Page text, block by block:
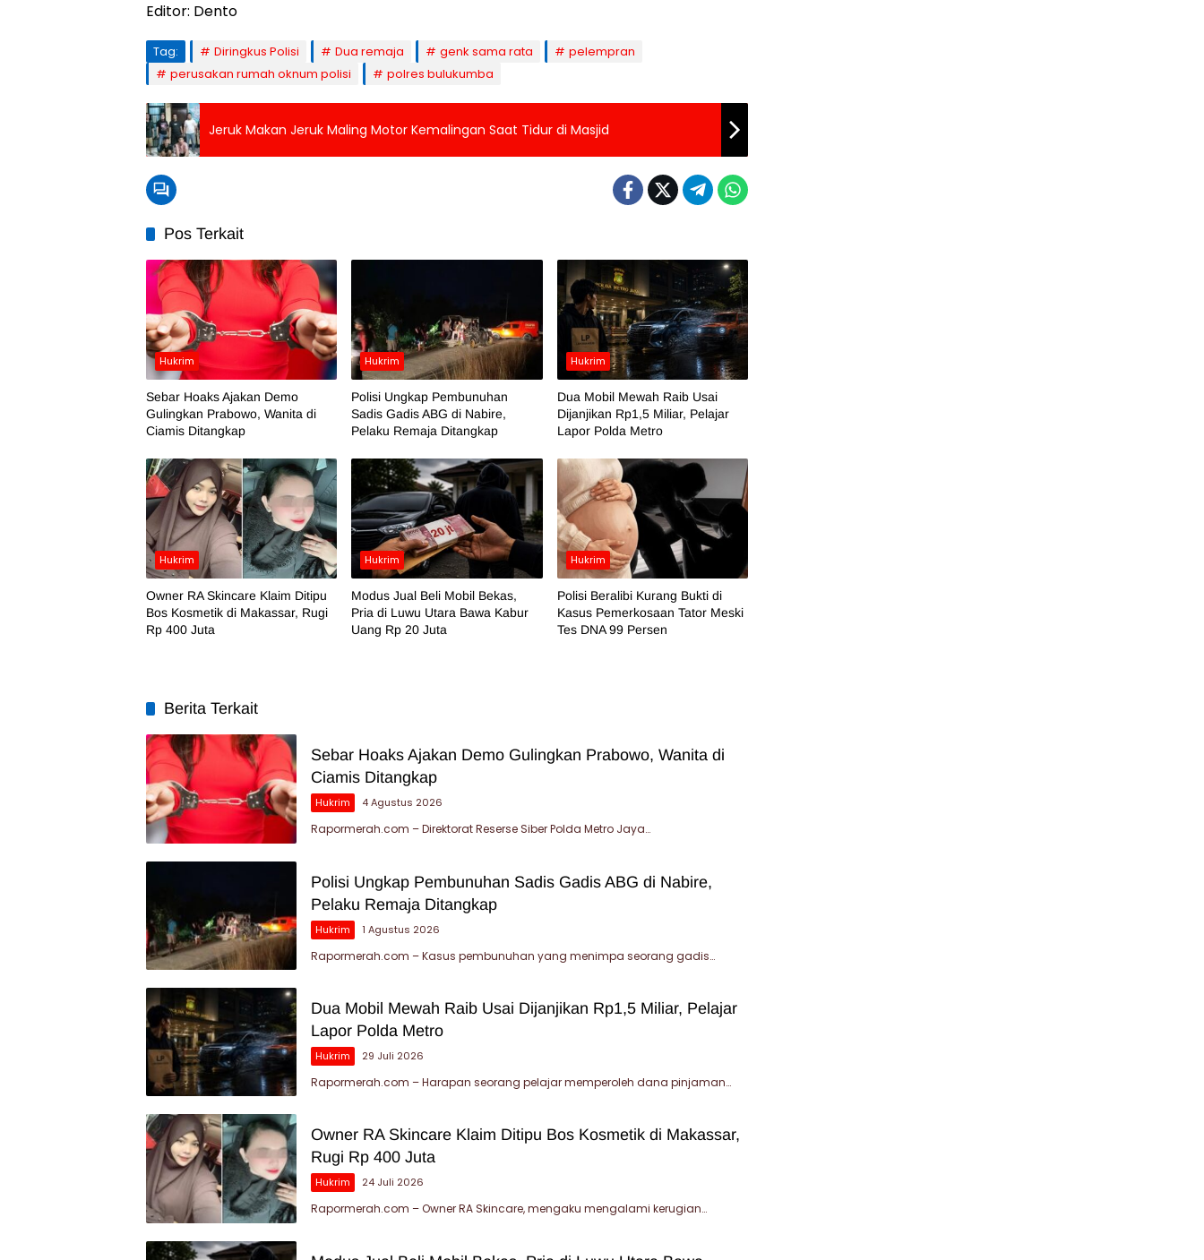
Editor: Dento
Tag: Diringkus Polisi Dua remaja genk sama rata
pelempran
perusakan rumah oknum polisi
polres bulukumba
Jeruk Makan Jeruk Maling Motor Kemalingan Saat Tidur di Masjid
Pos Terkait
Hukrim
Sebar Hoaks Ajakan Demo
Gulingkan Prabowo, Wanita di
Ciamis Ditangkap
Hukrim
Polisi Ungkap Pembunuhan
Sadis Gadis ABG di Nabire,
Pelaku Remaja Ditangkap
Hukrim
Dua Mobil Mewah Raib Usai
Dijanjikan Rp1,5 Miliar, Pelajar
Lapor Polda Metro
Hukrim
Owner RA Skincare Klaim Ditipu
Bos Kosmetik di Makassar, Rugi
Rp 400 Juta
Hukrim
Modus Jual Beli Mobil Bekas,
Pria di Luwu Utara Bawa Kabur
Uang Rp 20 Juta
Hukrim
Polisi Beralibi Kurang Bukti di
Kasus Pemerkosaan Tator Meski
Tes DNA 99 Persen
Berita Terkait
Sebar Hoaks Ajakan Demo Gulingkan Prabowo, Wanita di
Ciamis Ditangkap
Hukrim 4 Agustus 2026
Rapormerah.com – Direktorat Reserse Siber Polda Metro Jaya…
Polisi Ungkap Pembunuhan Sadis Gadis ABG di Nabire,
Pelaku Remaja Ditangkap
Hukrim 1 Agustus 2026
Rapormerah.com – Kasus pembunuhan yang menimpa seorang gadis…
Dua Mobil Mewah Raib Usai Dijanjikan Rp1,5 Miliar, Pelajar
Lapor Polda Metro
Hukrim 29 Juli 2026
Rapormerah.com – Harapan seorang pelajar memperoleh dana pinjaman…
Owner RA Skincare Klaim Ditipu Bos Kosmetik di Makassar,
Rugi Rp 400 Juta
Hukrim 24 Juli 2026
Rapormerah.com – Owner RA Skincare, mengaku mengalami kerugian…